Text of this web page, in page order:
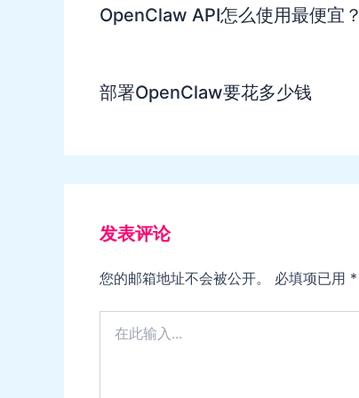
OpenClaw API怎么使用最便宜？
部署OpenClaw要花多少钱
发表评论
您的邮箱地址不会被公开。 必填项已用 *